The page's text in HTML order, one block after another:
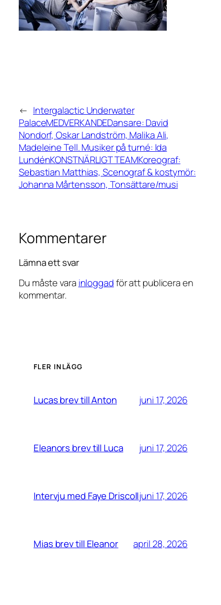
← Intergalactic Underwater
PalaceMEDVERKANDEDansare: David
Nondorf, Oskar Landström, Malika Ali,
Madeleine Tell. Musiker på turné: Ida
LundénKONSTNÄRLIGT TEAMKoreograf:
Sebastian Matthias, Scenograf & kostymör:
Johanna Mårtensson, Tonsättare/musi
Kommentarer
Lämna ett svar
Du måste vara inloggadför att publicera en
kommentar.
FLER INLÄGG
Lucas brev till Anton juni 17, 2026
Eleanors brev till Luca juni 17, 2026
Intervju med Faye Driscolljuni 17, 2026
Mias brev till Eleanor april 28, 2026